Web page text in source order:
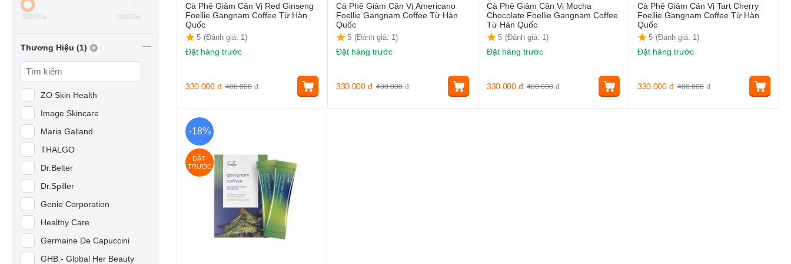
Cà Phê Giảm Cân Vị Red Ginseng
Foellie Gangnam Coffee Từ Hàn
Quốc
5 (Đánh giá: 1)
Đặt hàng trước
400.000 đ
330.000 đ
Cà Phê Giảm Cân Vị Americano
Foellie Gangnam Coffee Từ Hàn
Quốc
5 (Đánh giá: 1)
Đặt hàng trước
400.000 đ
330.000 đ
Cà Phê Giảm Cân Vị Mocha
Chocolate Foellie Gangnam Coffee
Từ Hàn Quốc
5 (Đánh giá: 1)
Đặt hàng trước
400.000 đ
330.000 đ
Cà Phê Giảm Cân Vị Tart Cherry
Foellie Gangnam Coffee Từ Hàn
Quốc
5 (Đánh giá: 1)
Đặt hàng trước
400.000 đ
330.000 đ
-18%
ĐẶT
TRƯỚC
330000đ 330000đ
Thương Hiệu (1)
ZO Skin Health
Image Skincare
Maria Galland
THALGO
Dr.Belter
Dr.Spiller
Genie Corporation
Healthy Care
Germaine De Capuccini
GHB - Global Her Beauty